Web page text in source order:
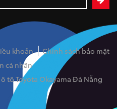
khoản
Chính sách bảo mật
cá nhân
tô Toyota Okayama Đà Nẵng